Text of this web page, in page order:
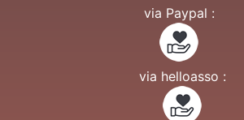
via Paypal :
via helloasso :